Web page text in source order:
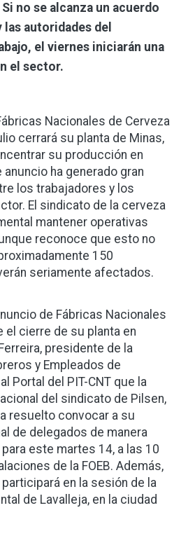
no se alcanza un acuerdo
las autoridades del
el viernes iniciarán una
el sector.
Nacionales de Cerveza
cerrará su planta de Minas,
su producción en
ha generado gran
los trabajadores y los
El sindicato de la cerveza
mantener operativas
reconoce que esto no
150
seriamente afectados.
de Fábricas Nacionales
el cierre de su planta en
presidente de la
y Empleados de
Portal del PIT-CNT que la
del sindicato de Pilsen,
resuelto convocar a su
de delegados de manera
para este martes 14, a las 10
de la FOEB. Además,
participará en la sesión de la
de Lavalleja, en la ciudad